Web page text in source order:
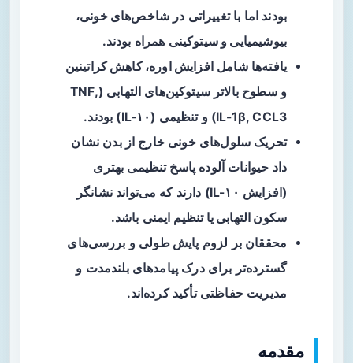
بودند اما با تغییراتی در شاخص‌های خونی،
بیوشیمیایی و سیتوکینی همراه بودند.
یافته‌ها شاملافزایش اوره، کاهش کراتینین
و سطوح بالاتر سیتوکین‌های التهابی (TNF,
IL-1β, CCL3) و تنظیمی (IL-۱۰) بودند.
تحریک سلول‌های خونی خارج از بدن نشان
داد حیوانات آلوده پاسخ تنظیمی بهتری
(افزایش IL-۱۰) دارند که می‌تواند نشانگر
سکون التهابی یا تنظیم ایمنی باشد.
محققان بر لزوم پایش طولی و بررسی‌های
گسترده‌تر برای درک پیامدهای بلندمدت و
مدیریت حفاظتی تأکید کرده‌اند.
مقدمه